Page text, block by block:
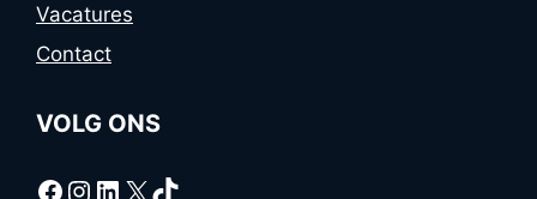
Vacatures
Contact
VOLG ONS
Facebook
Instagram
LinkedIn
X TikTok